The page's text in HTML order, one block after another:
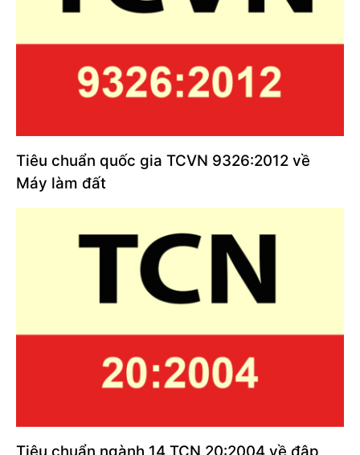
Tiêu chuẩn quốc gia TCVN 9326:2012 về
Máy làm đất